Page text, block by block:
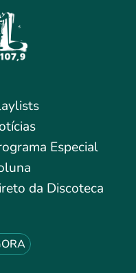
Especial
da Discoteca